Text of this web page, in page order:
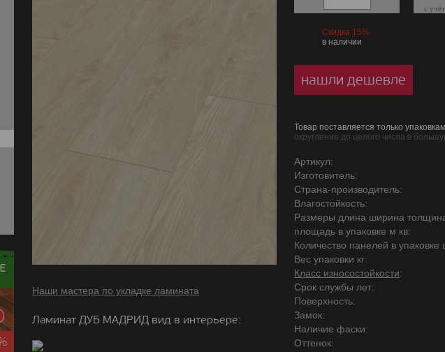
Наши мастера по укладке ламината
Ламинат ДУБ МАДРИД вид в интерьере:
с
Скидка 15%
в наличии
нашли дешевле
Товар поставляется только
округление до целого числа в
Артикул:
Изготовитель:
Страна-производитель:
Влагостойкость:
Размеры длина ширина
площадь в упаковке м кв:
Количество панелей в упаковке
Вес упаковки кг:
Класс износостойкости:
Срок службы лет:
Поверхность:
Замок:
Наличие фаски:
Оттенок: